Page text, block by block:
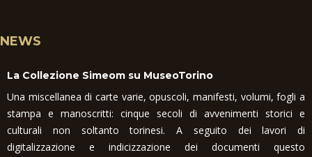
NEWS
La Collezione Simeom su MuseoTorino
Una miscellanea di carte varie, opuscoli, manifesti, volumi, fogli a
stampa e manoscritti: cinque secoli di avvenimenti storici e
culturali non soltanto torinesi. A seguito dei lavori di
digitalizzazione e indicizzazione dei documenti questo